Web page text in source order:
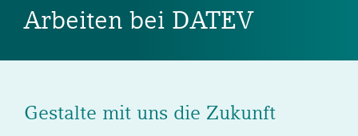
Arbeiten bei DATEV
Gestalte mit uns die Zukunft